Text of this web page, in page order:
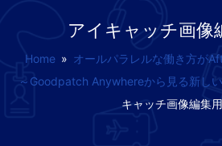
アイキャッチ画像
Home » オールパラレルな働き方が
～Goodpatch Anywhereから見る新し
キャッチ画像編集